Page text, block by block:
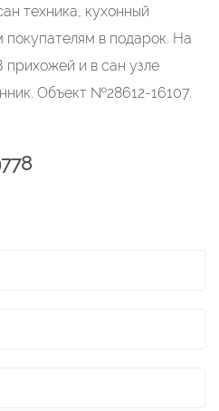
техника, кухонный
покупателям в подарок. На
прихожей и в сан узле
Объект №28612-16107.